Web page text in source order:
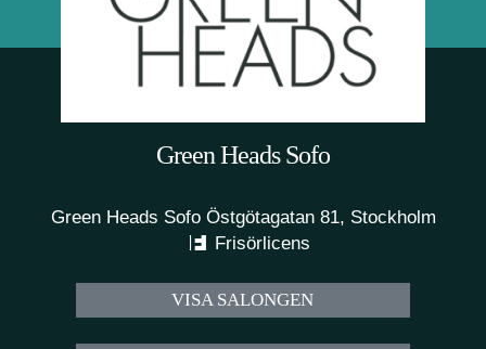
Green Heads Sofo
Green Heads Sofo Östgötagatan 81, Stockholm
Frisörlicens
VISA SALONGEN